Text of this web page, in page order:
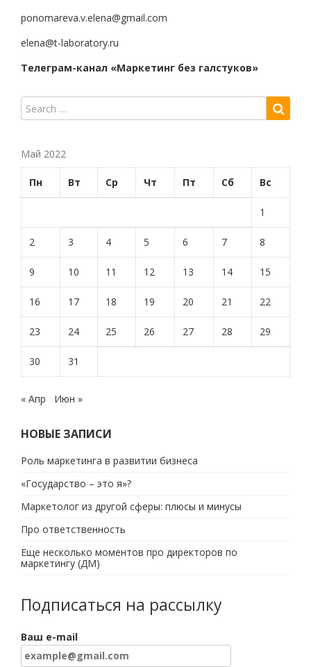
ponomareva.v.elena@gmail.com
elena@t-laboratory.ru
Телеграм-канал «Маркетинг без галстуков»
Май 2022
Пн Вт Ср Чт Пт Сб Вс
1
2 3 4 5 6 7 8
9 10 11 12 13 14 15
16 17 18 19 20 21 22
23 24 25 26 27 28 29
30 31
« Апр Июн »
НОВЫЕ ЗАПИСИ
Роль маркетинга в развитии бизнеса
«Государство – это я»?
Маркетолог из другой сферы: плюсы и минусы
Про ответственность
Еще несколько моментов про директоров по
маркетингу (ДМ)
Подписаться на рассылку
Ваш e-mail